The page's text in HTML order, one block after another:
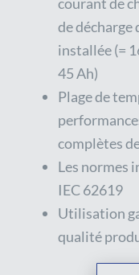
de décharge
installée (=
45 Ah)
Plage de
complètes
Les normes
IEC 62619
Utilisation
qualité